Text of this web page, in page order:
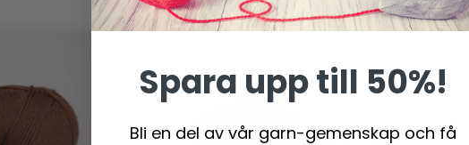
Spara upp till 50%!
Bli en del av vår garn-gemenskap och få